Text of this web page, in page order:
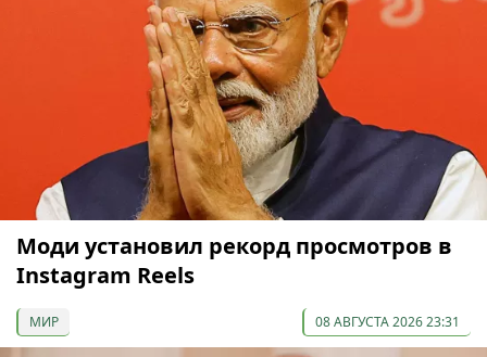
Моди установил рекорд просмотров в
Instagram Reels
МИР 08 АВГУСТА 2026 23:31